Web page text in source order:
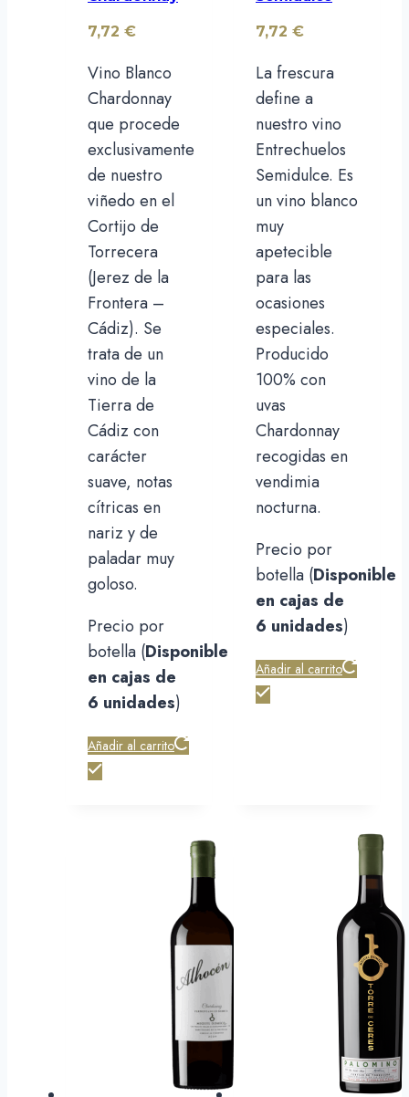
7,72 €
Vino Blanco
Chardonnay
que procede
exclusivamente
de nuestro
viñedo en el
Cortijo de
Torrecera
(Jerez de la
Frontera –
Cádiz). Se
trata de un
vino de la
Tierra de
Cádiz con
carácter
suave, notas
cítricas en
nariz y de
paladar muy
goloso.
Precio por
botella (Disponible
en cajas de
6 unidades)
Añadir al carrito
7,72 €
La frescura
define a
nuestro vino
Entrechuelos
Semidulce. Es
un vino blanco
muy
apetecible
para las
ocasiones
especiales.
Producido
100% con
uvas
Chardonnay
recogidas en
vendimia
nocturna.
Precio por
botella (Disponible
en cajas de
6 unidades)
Añadir al carrito